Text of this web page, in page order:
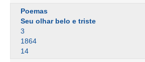
Poemas
Seu olhar belo e triste
3
1864
14